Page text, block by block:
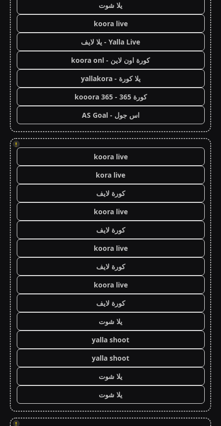
يلا شوت
koora live
Yalla Live - يلا لايف
كورة اون لاين - koora onl
يلا كورة - yallakora
كورة 365 - kooora 365
اس جول - AS Goal
!
koora live
kora live
كورة لايف
koora live
كورة لايف
koora live
كورة لايف
koora live
كورة لايف
يلا شوت
yalla shoot
yalla shoot
يلا شوت
يلا شوت
!